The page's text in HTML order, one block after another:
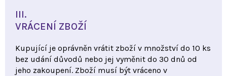
III.
VRÁCENÍ ZBOŽÍ
Kupující je oprávněn vrátit zboží v množství do 10 ks
bez udání důvodů nebo jej vyměnit do 30 dnů od
jeho zakoupení. Zboží musí být vráceno v